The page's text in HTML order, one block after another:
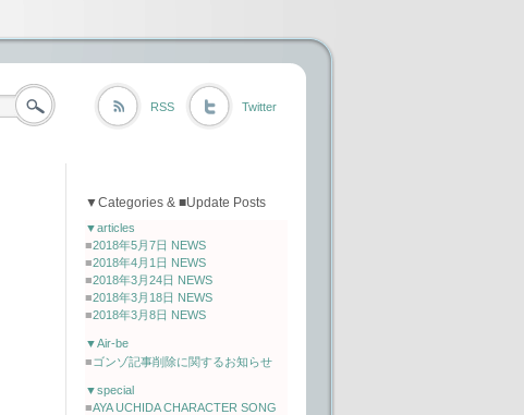
RSS Twitter
▼Categories & ■Update Posts
▼articles
■2018年5月7日 NEWS
■2018年4月1日 NEWS
■2018年3月24日 NEWS
■2018年3月18日 NEWS
■2018年3月8日 NEWS
▼Air-be
■ゴンゾ記事削除に関するお知らせ
▼special
■AYA UCHIDA CHARACTER SONG